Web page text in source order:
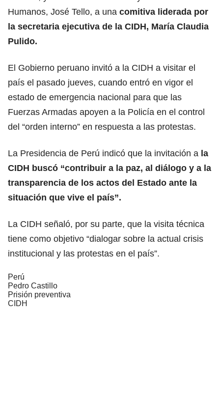
Humanos, José Tello, a una comitiva liderada por
la secretaria ejecutiva de la CIDH, María Claudia
Pulido.
El Gobierno peruano invitó a la CIDH a visitar el
país el pasado jueves, cuando entró en vigor el
estado de emergencia nacional para que las
Fuerzas Armadas apoyen a la Policía en el control
del “orden interno” en respuesta a las protestas.
La Presidencia de Perú indicó que la invitación a la
CIDH buscó “contribuir a la paz, al diálogo y a la
transparencia de los actos del Estado ante la
situación que vive el país”.
La CIDH señaló, por su parte, que la visita técnica
tiene como objetivo “dialogar sobre la actual crisis
institucional y las protestas en el país”.
Perú
Pedro Castillo
Prisión preventiva
CIDH